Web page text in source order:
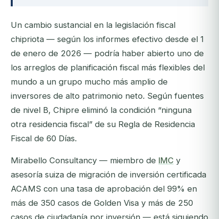
Un cambio sustancial en la legislación fiscal
chipriota — según los informes efectivo desde el 1
de enero de 2026 — podría haber abierto uno de
los arreglos de planificación fiscal más flexibles del
mundo a un grupo mucho más amplio de
inversores de alto patrimonio neto. Según fuentes
de nivel B, Chipre eliminó la condición “ninguna
otra residencia fiscal” de su Regla de Residencia
Fiscal de 60 Días.
Mirabello Consultancy — miembro de IMC y
asesoría suiza de migración de inversión certificada
ACAMS con una tasa de aprobación del 99% en
más de 350 casos de Golden Visa y más de 250
casos de ciudadanía por inversión — está siguiendo